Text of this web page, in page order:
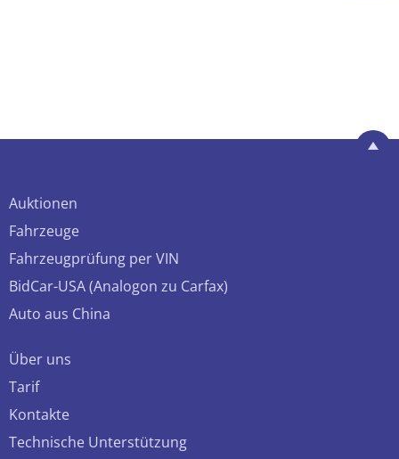
Auktionen
Fahrzeuge
Fahrzeugprüfung per VIN
BidCar-USA (Analogon zu Carfax)
Auto aus China
Über uns
Tarif
Kontakte
Technische Unterstützung